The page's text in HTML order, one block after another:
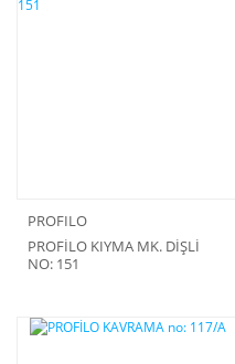
PROFILO
PROFİLO KIYMA MK. DİŞLİ
NO: 151